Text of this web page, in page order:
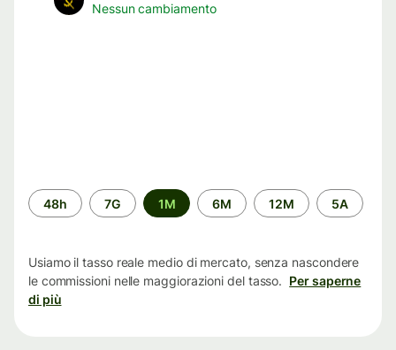
Nessun cambiamento
Periodo
di
48h 7G 1M 6M 12M 5A
Usiamo il tasso reale medio di mercato, senza nascondere
le commissioni nelle maggiorazioni del tasso. Per saperne
di più